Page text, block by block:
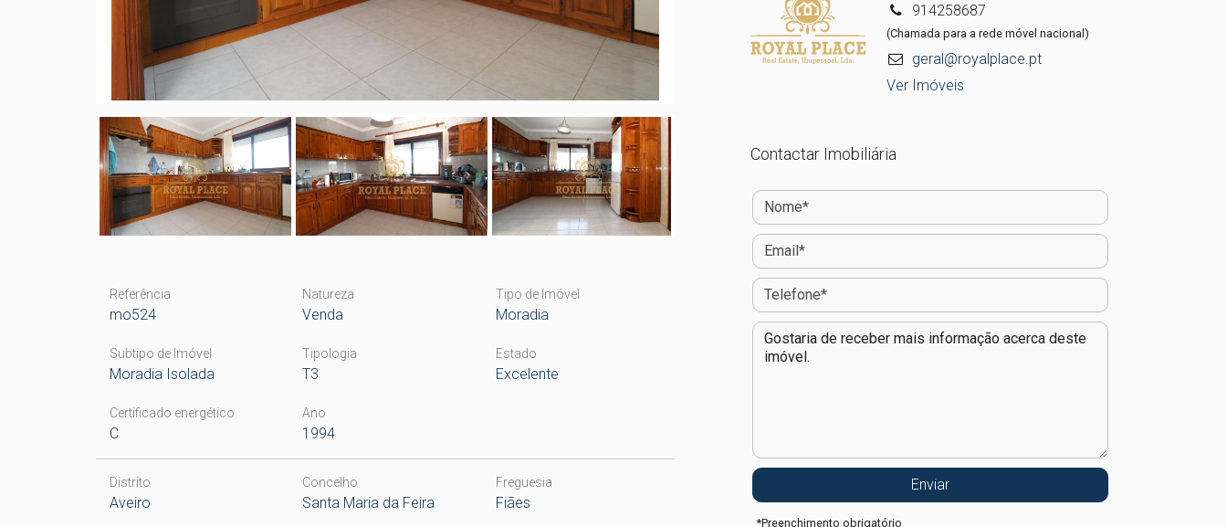
Referência
mo524
Natureza
Venda
Tipo de Imóvel
Moradia
Subtipo de Imóvel
Moradia Isolada
Tipologia
T3
Estado
Excelente
Certificado energético
C
Ano
1994
Distrito
Aveiro
Concelho
Santa Maria da Feira
Freguesia
Fiães
914258687
(Chamada para a rede móvel nacional)
geral@royalplace.pt
Ver Imóveis
Contactar Imobiliária
*Preenchimento obrigatório